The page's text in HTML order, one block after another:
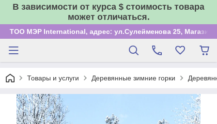
В зависимости от курса $ стоимость товара
может отличаться.
ТОО МЭР International, адрес: ул.Сулейменова 25, Магазин
Товары и услуги Деревянные зимние горки